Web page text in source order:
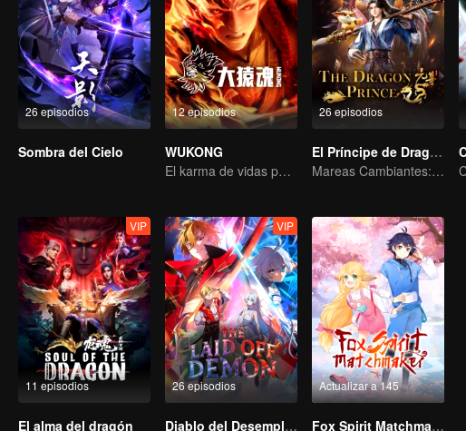
26 episodios
Sombra del Cielo
12 episodios
WUKONG
El karma de vidas pasadas está destinado a destrozar los cielos.
26 episodios
El Príncipe de Dragón
Mareas Cambiantes: La Odisea de un Joven Escritor
11 episodios
VIP
El alma del dragón
26 episodios
VIP
Diablo del Desempleo
Actualizar a 145
Fox Spirit Matchmaker